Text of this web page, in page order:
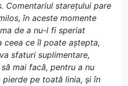
Comentariul starețului pare
în aceste momente
de a nu-l fi speriat
ceea ce îl poate aștepta,
sfaturi suplimentare,
mai facă, pentru a nu
pe toată linia, și în